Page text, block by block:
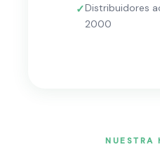
Distribuidores
2000
NUESTRA